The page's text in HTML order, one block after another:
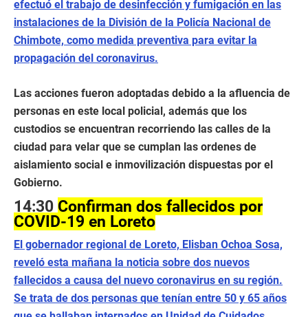
efectuó el trabajo de desinfección y fumigación en las
instalaciones de la División de la Policía Nacional de
Chimbote, como medida preventiva para evitar la
propagación del coronavirus.
Las acciones fueron adoptadas debido a la afluencia de
personas en este local policial, además que los
custodios se encuentran recorriendo las calles de la
ciudad para velar que se cumplan las ordenes de
aislamiento social e inmovilización dispuestas por el
Gobierno.
14:30 Confirman dos fallecidos por
COVID-19 en Loreto
El gobernador regional de Loreto, Elisban Ochoa Sosa,
reveló esta mañana la noticia sobre dos nuevos
fallecidos a causa del nuevo coronavirus en su región.
Se trata de dos personas que tenían entre 50 y 65 años